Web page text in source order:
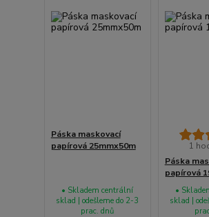
Páska maskovací
papírová 25mmx50m
• Skladem centrální
sklad | odešleme do 2-3
prac. dnů
1
Páska
papírová
•
sklad |